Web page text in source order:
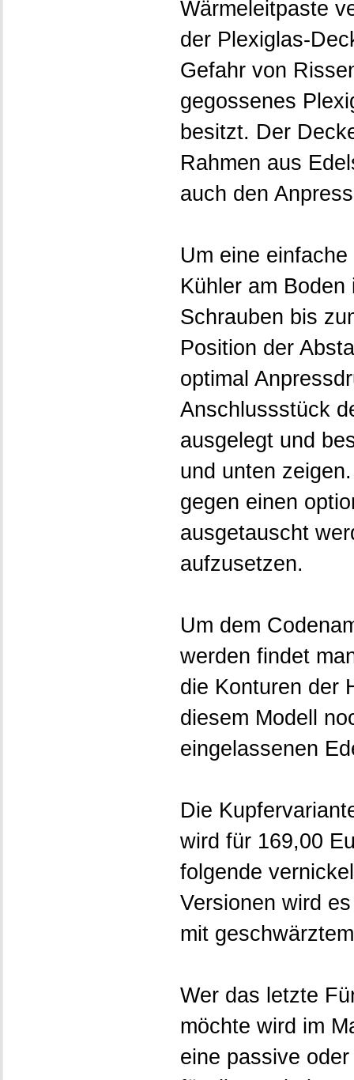
Wärmeleitpaste
der Plexiglas-
Gefahr von
gegossenes
besitzt. Der
Rahmen aus
auch den
Um eine
Kühler am
Schrauben bis
Position der
optimal
Anschlussstück
ausgelegt und
und unten
gegen einen
ausgetauscht
aufzusetzen.
Um dem
werden findet
die Konturen der
diesem Modell
eingelassenen
Die
wird für 169,00
folgende
Versionen wird
mit
Wer das letzte
möchte wird im
eine passive